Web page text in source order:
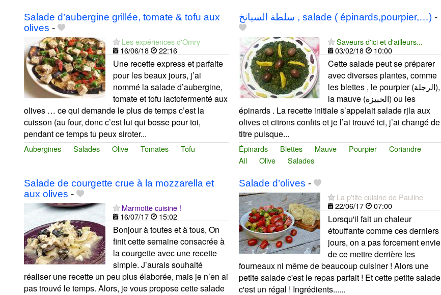
Salade d’aubergine grillée, tomate & tofu aux
olives -
Les expériences d'Omry
16/06/18
22:16
Une recette express et parfaite
pour les beaux jours, j’ai
nommé la salade d’aubergine,
tomate et tofu lactofermenté aux
olives … ce qui demande le plus de temps c’est la
cuisson (au four, donc c’est lui qui bosse pour toi,
pendant ce temps tu peux siroter...
Aubergines Salades Olive Tomates Tofu
سلطة السبانخ , salade ( épinards,pourpier,…)-
Saveurs d'ici et d'ailleurs...
03/02/18
10:00
Cette salade peut se préparer
avec diverses plantes, comme
les blettes , le pourpier (الرجلة),
la mauve (الخبيزة) ou les
épinards . La recette initiale s’appelait salade rjla aux
olives et citrons confits et je l’ai trouvé ici, j’ai changé de
titre puisque...
Épinards Blettes Mauve Pourpier
Coriandre
Ail
Olive Salades
Salade de courgette crue à la mozzarella et
aux olives -
Marmotte cuisine !
16/07/17
15:02
Bonjour à toutes et à tous, On
finit cette semaine consacrée à
la courgette avec une recette
simple. J’aurais souhaité
réaliser une recette un peu plus élaborée, mais je n’en ai
pas trouvé le temps. Alors, je vous propose cette salade
Salade d’olives -
La p'tite cuisine de Pauline
22/06/17
07:00
Lorsqu'il fait un chaleur
étouffante comme ces derniers
jours, on a pas forcement envie
de ce mettre derrière les
fourneaux ni même de beaucoup cuisiner ! Alors une
petite salade c'est le repas parfait ! Et cette petite salade
c'est un régal ! Ingrédients......